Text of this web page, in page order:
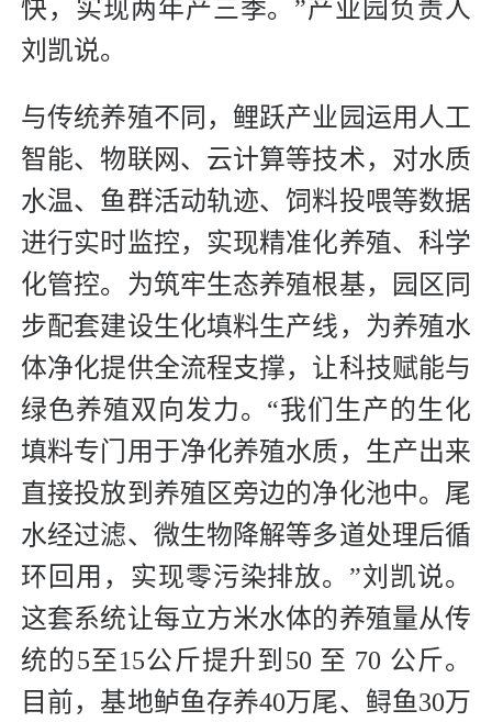
快，实现两年产三季。”产业园负责人
刘凯说。
与传统养殖不同，鲤跃产业园运用人工
智能、物联网、云计算等技术，对水质
水温、鱼群活动轨迹、饲料投喂等数据
进行实时监控，实现精准化养殖、科学
化管控。为筑牢生态养殖根基，园区同
步配套建设生化填料生产线，为养殖水
体净化提供全流程支撑，让科技赋能与
绿色养殖双向发力。“我们生产的生化
填料专门用于净化养殖水质，生产出来
直接投放到养殖区旁边的净化池中。尾
水经过滤、微生物降解等多道处理后循
环回用，实现零污染排放。”刘凯说。
这套系统让每立方米水体的养殖量从传
统的5至15公斤提升到50 至 70 公斤。
目前，基地鲈鱼存养40万尾、鲟鱼30万